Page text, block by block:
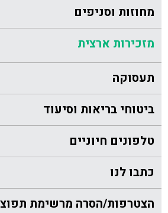
מחוזות וסניפים
מזכירות ארצית
תעסוקה
ביטוחי בריאות וסיעוד
טלפונים חיוניים
כתבו לנו
הצטרפות/הסרה מרשימת